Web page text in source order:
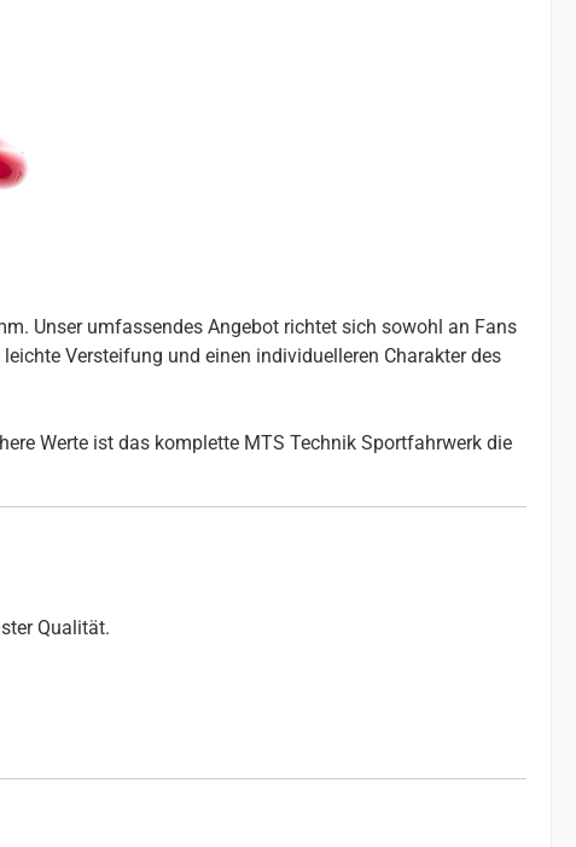
Unser umfassendes Angebot richtet sich sowohl an Fans
Versteifung und einen individuelleren Charakter des
Werte ist das komplette MTS Technik Sportfahrwerk die
Qualität.